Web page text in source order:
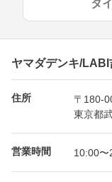
タ
ヤマダデンキ/
住所
〒180-
東京都
営業時間 10:00〜